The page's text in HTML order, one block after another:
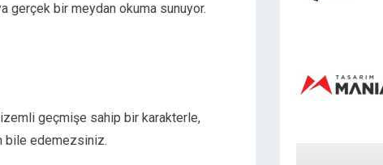
gerçek bir meydan okuma sunuyor.
geçmişe sahip bir karakterle,
bile edemezsiniz.